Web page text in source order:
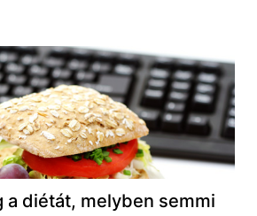
a diétát, melyben semmi